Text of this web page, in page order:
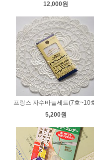
12,000원
프랑스 자수바늘세트(7호~10
5,200원